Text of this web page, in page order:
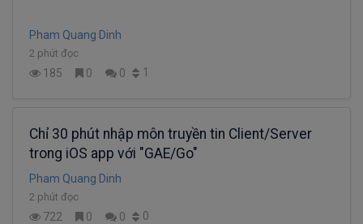
Pham Quang Dinh
2 phút đọc
185 0 0 1
Chỉ 30 phút nhập môn truyền tin Client/Server
trong iOS app với "GAE/Go"
Pham Quang Dinh
2 phút đọc
722 0 0 0